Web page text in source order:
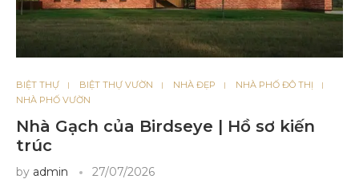
BIỆT THỰ BIỆT THỰ VƯỜN NHÀ ĐẸP
NHÀ PHỐ ĐÔ THỊ
NHÀ PHỐ VƯỜN
Nhà Gạch của Birdseye | Hồ sơ kiến ​​
trúc
by admin 27/07/2026